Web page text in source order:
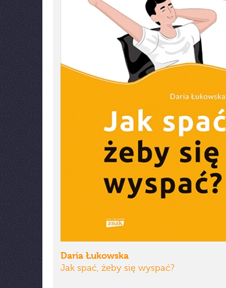
Daria Łukowska
Jak spać, żeby się wyspać?